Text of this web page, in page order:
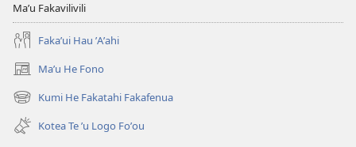
Maʼu Fakavilivili
Fakaʼui Hau ʼAʼahi
Maʼu He Fono
(opens
new
window)
Kumi He Fakatahi Fakafenua
(opens
new
window)
Kotea Te ʼu Logo Foʼou